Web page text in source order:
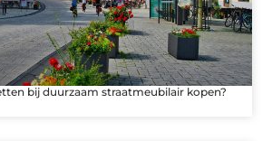
bij duurzaam straatmeubilair kopen?